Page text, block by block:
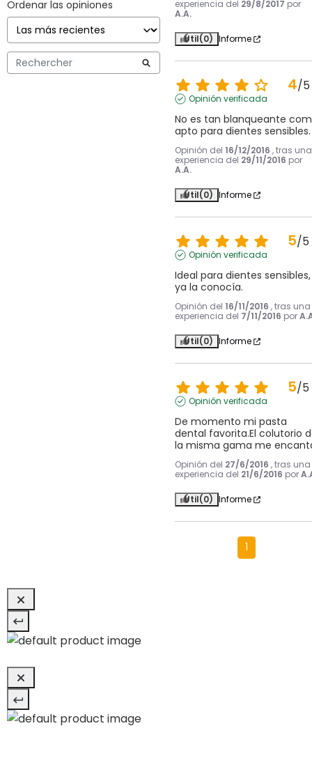
Ordenar las opiniones
experiencia del 29/8/2017 por
A.A.
Útil(0) Informe
4/5
Opinión verificada
No es tan blanqueante
apto para dientes sensibles.
Opinión del 16/12/2016 , tras una
experiencia del 29/11/2016 por
A.A.
Útil(0) Informe
5/5
Opinión verificada
Ideal para dientes sensibles,
ya la conocía.
Opinión del 16/11/2016 , tras una
experiencia del 7/11/2016 por
Útil(0) Informe
5/5
Opinión verificada
De momento mi pasta
dental favorita.El colutorio
la misma gama me
Opinión del 27/6/2016 , tras una
experiencia del 21/6/2016 por
Útil(0) Informe
1